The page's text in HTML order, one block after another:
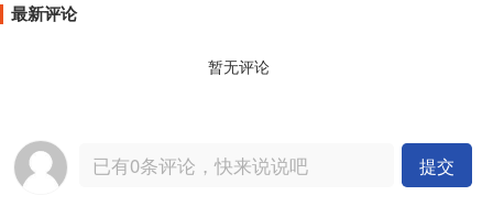
最新评论
暂无评论
提交